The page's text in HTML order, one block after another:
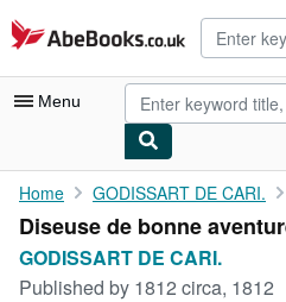
Skip to main content
AbeBooks.co.uk
Menu
My Account
My Purchases
Home GODISSART DE CARI.
Diseuse de bonne
GODISSART DE CARI.
Published by 1812 circa, 1812